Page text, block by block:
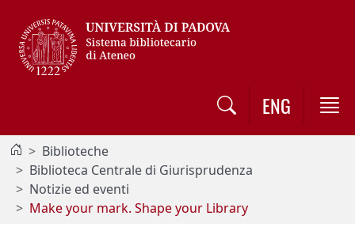
ENG
Biblioteche
Biblioteca Centrale di Giurisprudenza
Notizie ed eventi
Make your mark. Shape your Library